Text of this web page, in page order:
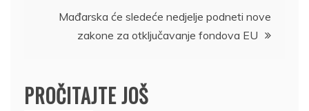
Mađarska će sledeće nedjelje podneti nove
zakone za otključavanje fondova EU
PROČITAJTE JOŠ